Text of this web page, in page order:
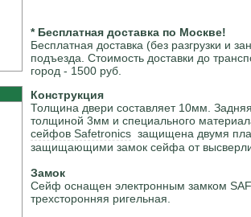
* Бесплатная доставка по Москве!
Бесплатная доставка (без разгрузки и
подъезда. Стоимость доставки до
город - 1500 руб.
Конструкция
Толщина двери составляет 10мм.
толщиной 3мм и специального
сейфов Safetronics защищена двумя
защищающими замок сейфа от
Замок
Сейф оснащен электронным замком
трехсторонняя ригельная.